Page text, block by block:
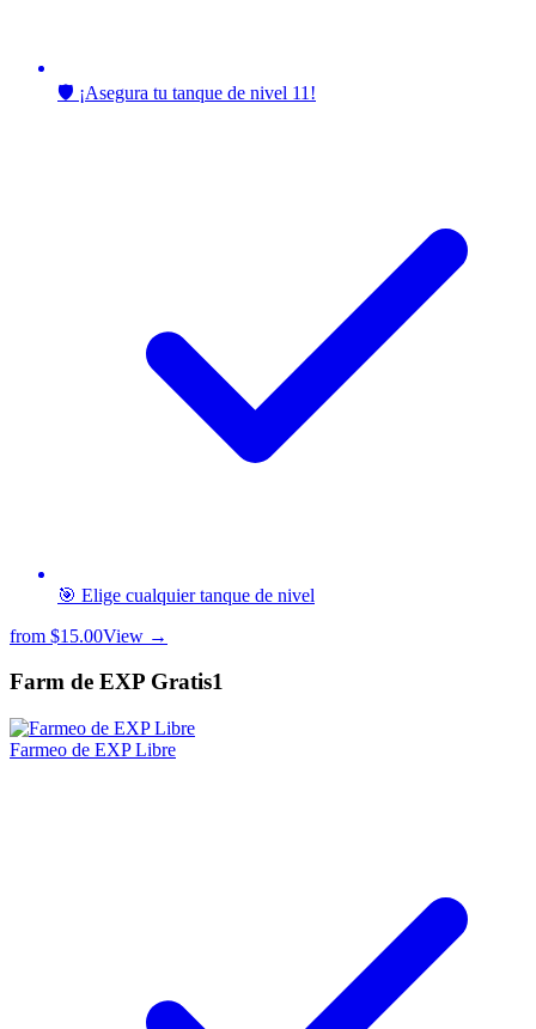
🛡️ ¡Asegura tu tanque de nivel 11!
🎯 Elige cualquier tanque de nivel
from $15.00View →
Farm de EXP Gratis1
Farmeo de EXP Libre